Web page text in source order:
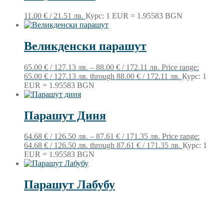
11.00 € / 21.51 лв. Курс: 1 EUR = 1.95583 BGN
Великденски парашут
65.00 € / 127.13 лв. – 88.00 € / 172.11 лв. Price range:
65.00 € / 127.13 лв. through 88.00 € / 172.11 лв. Курс: 1
EUR = 1.95583 BGN
Парашут Диня
64.68 € / 126.50 лв. – 87.61 € / 171.35 лв. Price range:
64.68 € / 126.50 лв. through 87.61 € / 171.35 лв. Курс: 1
EUR = 1.95583 BGN
Парашут Лабубу